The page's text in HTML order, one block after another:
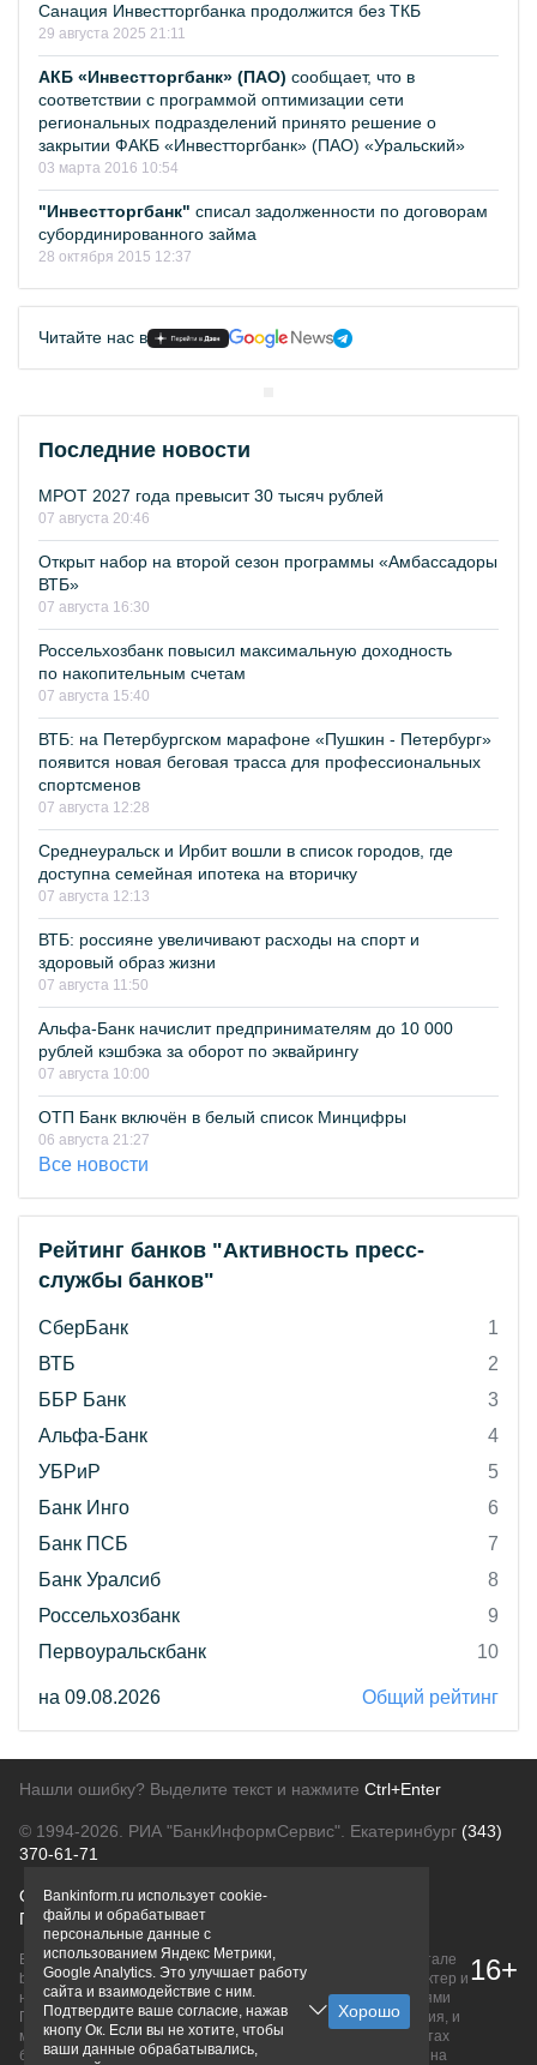
Санация Инвестторгбанка продолжится без ТКБ
29 августа 2025 21:11
АКБ «Инвестторгбанк» (ПАО) сообщает, что в
соответствии с программой оптимизации сети
региональных подразделений принято решение о
закрытии ФАКБ «Инвестторгбанк» (ПАО) «Уральский»
03 марта 2016 10:54
"Инвестторгбанк" списал задолженности по договорам
субординированного займа
28 октября 2015 12:37
Читайте нас в
Последние новости
МРОТ 2027 года превысит 30 тысяч рублей
07 августа 20:46
Открыт набор на второй сезон программы «Амбассадоры
ВТБ»
07 августа 16:30
Россельхозбанк повысил максимальную доходность
по накопительным счетам
07 августа 15:40
ВТБ: на Петербургском марафоне «Пушкин - Петербург»
появится новая беговая трасса для профессиональных
спортсменов
07 августа 12:28
Среднеуральск и Ирбит вошли в список городов, где
доступна семейная ипотека на вторичку
07 августа 12:13
ВТБ: россияне увеличивают расходы на спорт и
здоровый образ жизни
07 августа 11:50
Альфа-Банк начислит предпринимателям до 10 000
рублей кэшбэка за оборот по эквайрингу
07 августа 10:00
ОТП Банк включён в белый список Минцифры
06 августа 21:27
Все новости
Рейтинг банков "Активность пресс-
службы банков"
СберБанк
1
ВТБ
2
ББР Банк
3
Альфа-Банк
4
УБРиР
5
Банк Инго
6
Банк ПСБ
7
Банк Уралсиб
8
Россельхозбанк
9
Первоуральскбанк
10
на 09.08.2026 Общий рейтинг
Нашли ошибку? Выделите текст и нажмите Ctrl+Enter
© 1994-2026. РИА "БанкИнформСервис". Екатеринбург (343)
370-61-71
О проектеПолитика конфиденциальности
Правовая информацияДля рекламодателей
Вся информация о продуктах банков, размещенная на портале
bankinform.ru, носит исключительно ознакомительный характер и
не является публичной офертой, определяемой положениями
ГК РФ. Информация не содержит точного и полного описания, и
может быть изменена. Конечные условия уточняйте на сайтах
банков или при личном обращении. Исключительное право на
16+
Bankinform.ru использует cookie-
файлы и обрабатывает
персональные данные с
использованием Яндекс Метрики,
Google Analytics. Это улучшает работу
сайта и взаимодействие с ним.
Подтвердите ваше согласие, нажав
кнопу Ок. Если вы не хотите, чтобы
ваши данные обрабатывались,